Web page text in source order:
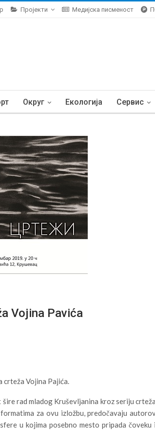
Пројекти Медијска писменост
Округ Екологија Сервис
Vojina Pavića
crteža Vojina Pajića.
rad mladog Kruševljanina kroz seriju crteža
za ovu izložbu, predočavaju
u kojima posebno mesto pripada čoveku i